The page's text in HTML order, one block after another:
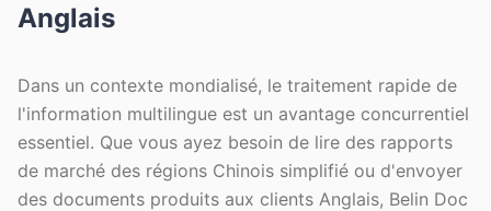
Anglais
Dans un contexte mondialisé, le traitement rapide de
l'information multilingue est un avantage concurrentiel
essentiel. Que vous ayez besoin de lire des rapports
de marché des régions Chinois simplifié ou d'envoyer
des documents produits aux clients Anglais, Belin Doc